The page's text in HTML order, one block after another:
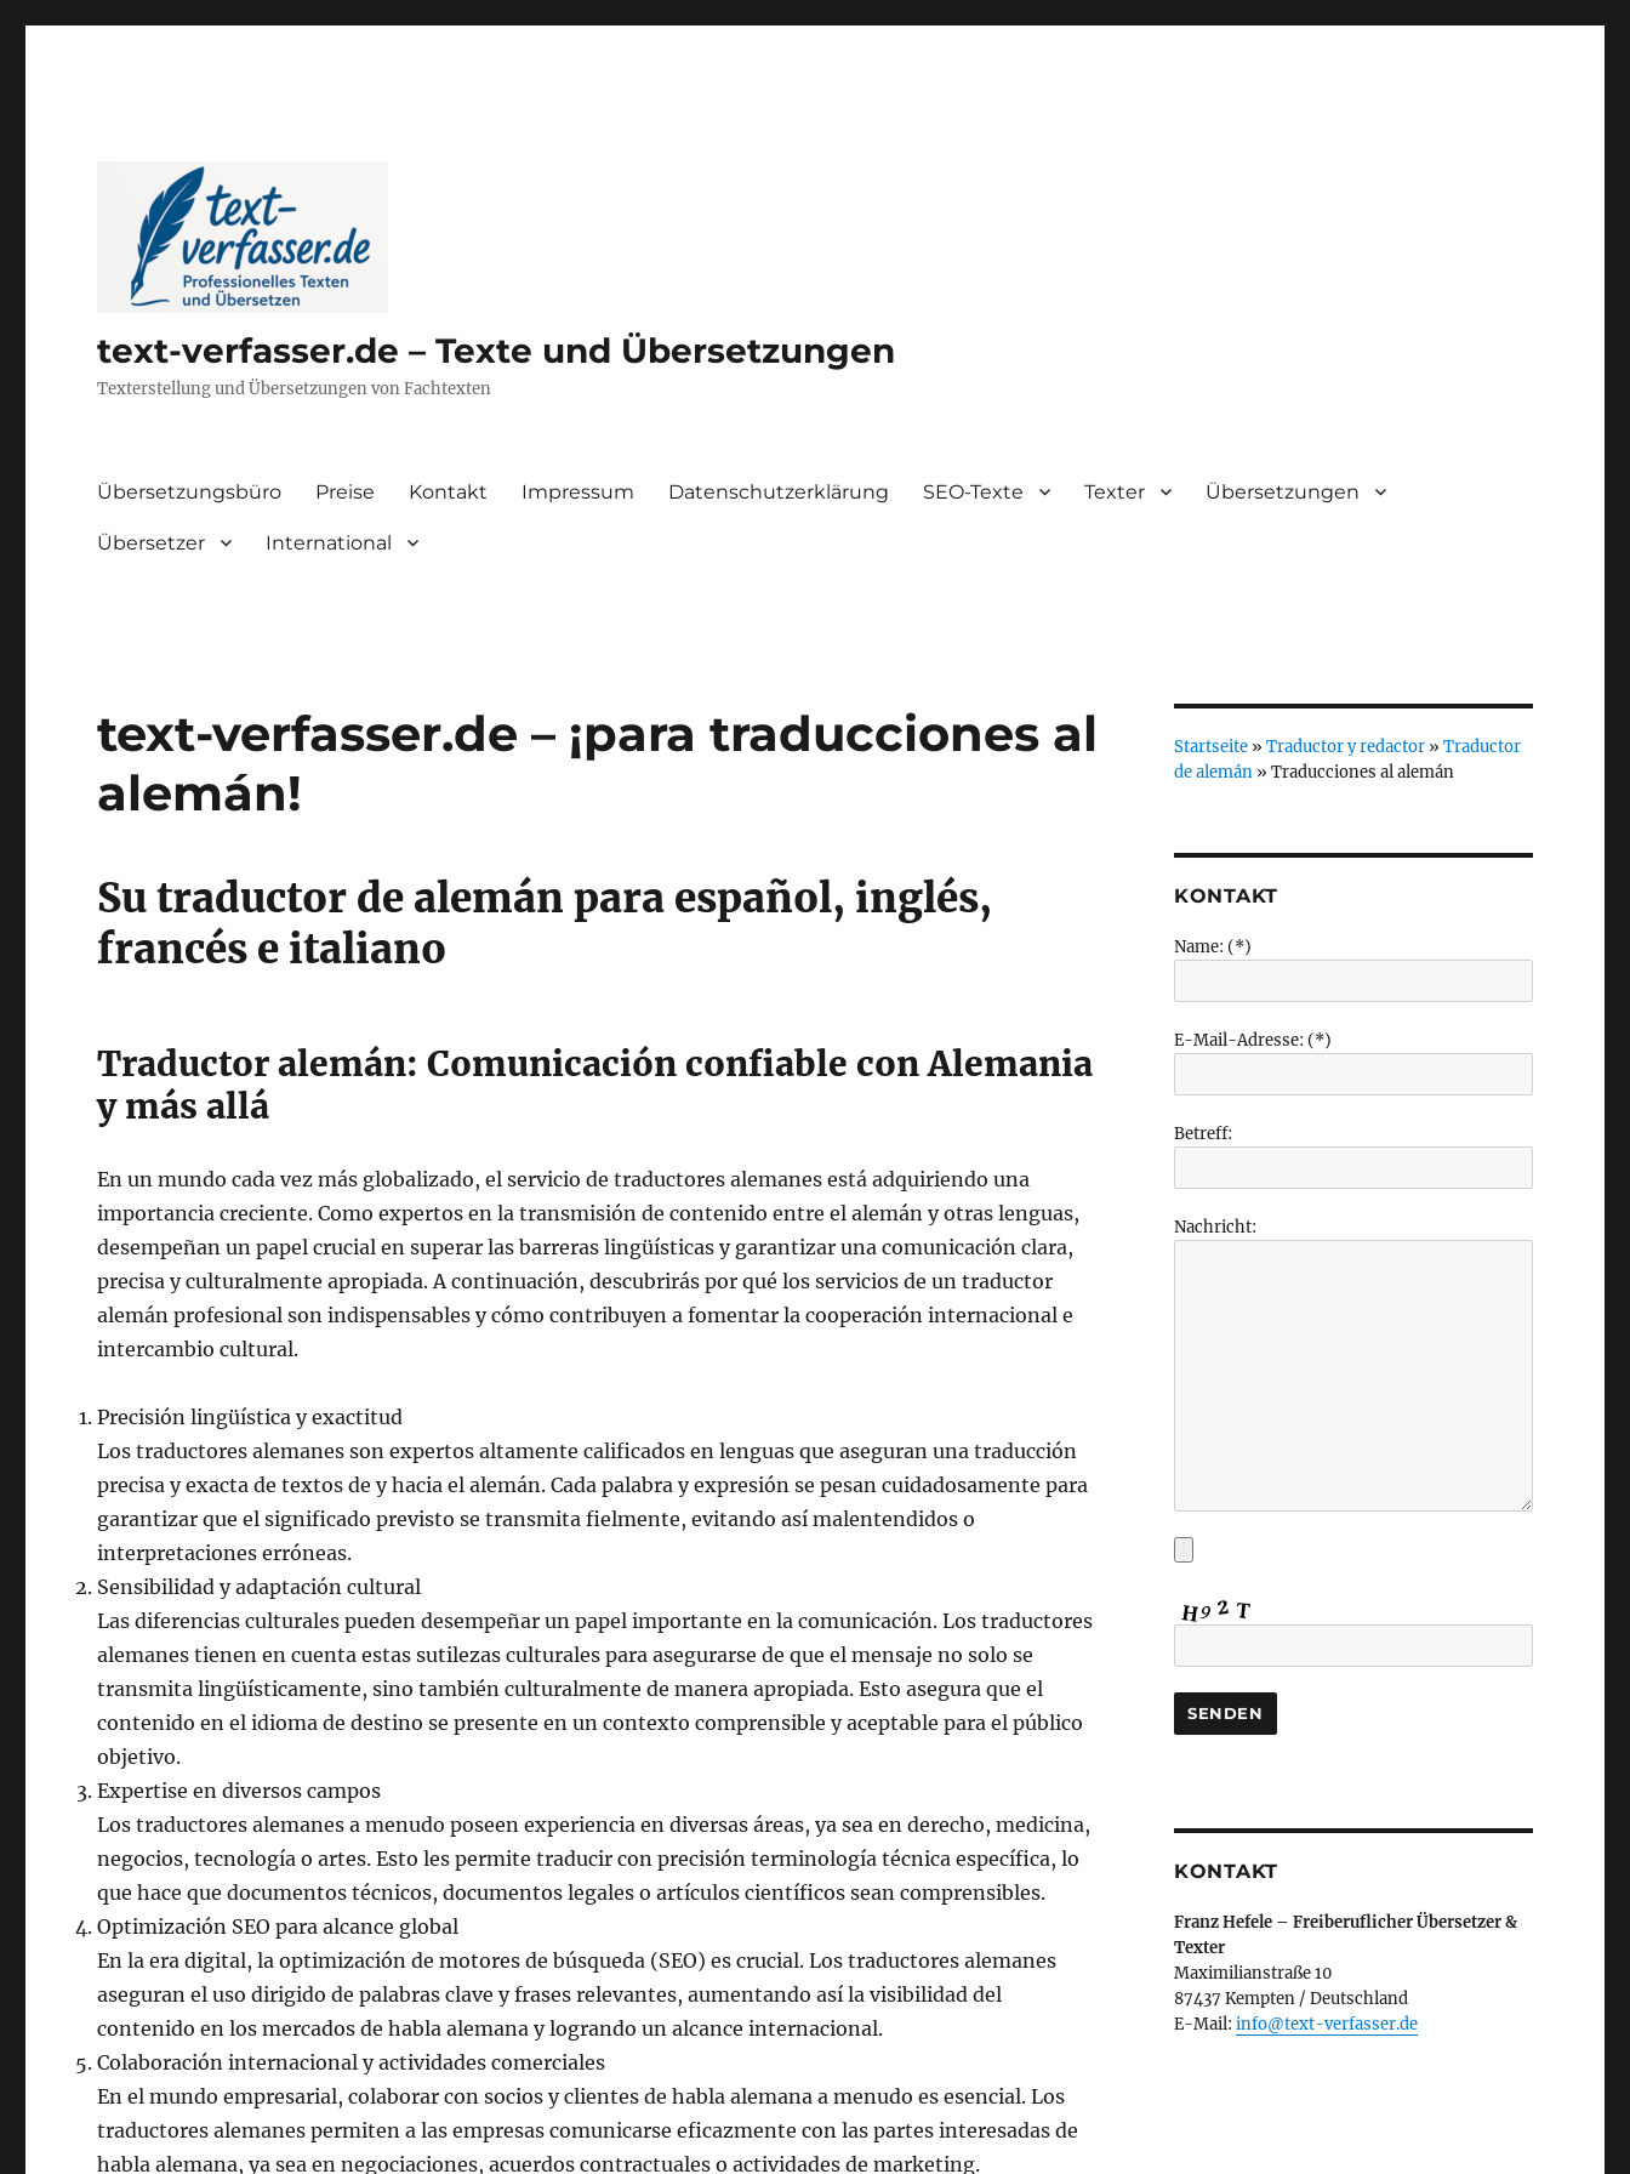
text-verfasser.de – Texte und Übersetzungen
Texterstellung und Übersetzungen von Fachtexten
Übersetzungsbüro Preise Kontakt Impressum Datenschutzerklärung SEO-Texte Texter Übersetzungen
Übersetzer International
text-verfasser.de – ¡para traducciones al
alemán!
Su traductor de alemán para español, inglés,
francés e italiano
Traductor alemán: Comunicación confiable con Alemania
y más allá
En un mundo cada vez más globalizado, el servicio de traductores alemanes está adquiriendo una
importancia creciente. Como expertos en la transmisión de contenido entre el alemán y otras lenguas,
desempeñan un papel crucial en superar las barreras lingüísticas y garantizar una comunicación clara,
precisa y culturalmente apropiada. A continuación, descubrirás por qué los servicios de un traductor
alemán profesional son indispensables y cómo contribuyen a fomentar la cooperación internacional e
intercambio cultural.
Precisión lingüística y exactitud
Los traductores alemanes son expertos altamente calificados en lenguas que aseguran una traducción
precisa y exacta de textos de y hacia el alemán. Cada palabra y expresión se pesan cuidadosamente para
garantizar que el significado previsto se transmita fielmente, evitando así malentendidos o
interpretaciones erróneas.
Sensibilidad y adaptación cultural
Las diferencias culturales pueden desempeñar un papel importante en la comunicación. Los traductores
alemanes tienen en cuenta estas sutilezas culturales para asegurarse de que el mensaje no solo se
transmita lingüísticamente, sino también culturalmente de manera apropiada. Esto asegura que el
contenido en el idioma de destino se presente en un contexto comprensible y aceptable para el público
objetivo.
Expertise en diversos campos
Los traductores alemanes a menudo poseen experiencia en diversas áreas, ya sea en derecho, medicina,
negocios, tecnología o artes. Esto les permite traducir con precisión terminología técnica específica, lo
que hace que documentos técnicos, documentos legales o artículos científicos sean comprensibles.
Optimización SEO para alcance global
En la era digital, la optimización de motores de búsqueda (SEO) es crucial. Los traductores alemanes
aseguran el uso dirigido de palabras clave y frases relevantes, aumentando así la visibilidad del
contenido en los mercados de habla alemana y logrando un alcance internacional.
Colaboración internacional y actividades comerciales
En el mundo empresarial, colaborar con socios y clientes de habla alemana a menudo es esencial. Los
traductores alemanes permiten a las empresas comunicarse eficazmente con las partes interesadas de
habla alemana, ya sea en negociaciones, acuerdos contractuales o actividades de marketing.
Startseite» Traductor y redactor» Traductor
de alemán» Traducciones al alemán
KONTAKT
Name: (*)
E-Mail-Adresse: (*)
Betreff:
Nachricht:
KONTAKT
Franz Hefele – Freiberuflicher Übersetzer &
Texter
Maximilianstraße 10
87437 Kempten / Deutschland
E-Mail: info@text-verfasser.de